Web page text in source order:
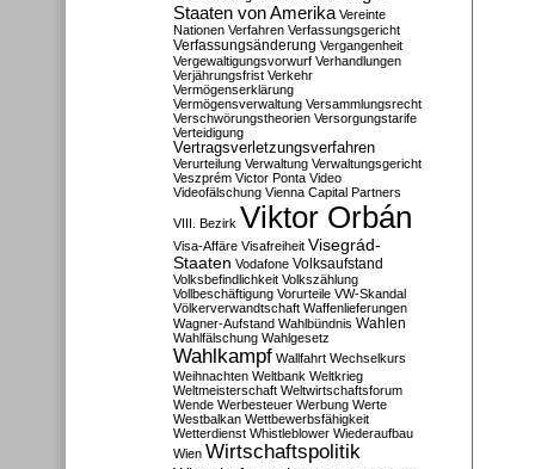
Staaten von Amerika Vereinte
Nationen Verfahren Verfassungsgericht
Verfassungsänderung Vergangenheit
Vergewaltigungsvorwurf Verhandlungen
Verjährungsfrist Verkehr
Vermögenserklärung
Vermögensverwaltung Versammlungsrecht
Verschwörungstheorien Versorgungstarife
Verteidigung
Vertragsverletzungsverfahren
Verurteilung Verwaltung Verwaltungsgericht
Veszprém Victor Ponta Video
Videofälschung Vienna Capital Partners
VIII. Bezirk Viktor Orbán
Visa-Affäre Visafreiheit Visegrád-
Staaten Vodafone Volksaufstand
Volksbefindlichkeit Volkszählung
Vollbeschäftigung Vorurteile VW-Skandal
Völkerverwandtschaft Waffenlieferungen
Wagner-Aufstand Wahlbündnis Wahlen
Wahlfälschung Wahlgesetz
Wahlkampf Wallfahrt Wechselkurs
Weihnachten Weltbank Weltkrieg
Weltmeisterschaft Weltwirtschaftsforum
Wende Werbesteuer Werbung Werte
Westbalkan Wettbewerbsfähigkeit
Wetterdienst Whistleblower Wiederaufbau
Wien Wirtschaftspolitik